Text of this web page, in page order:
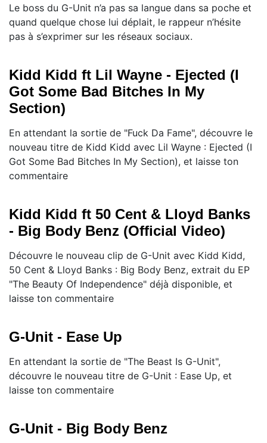
Le boss du G-Unit n’a pas sa langue dans sa poche et
quand quelque chose lui déplait, le rappeur n’hésite
pas à s’exprimer sur les réseaux sociaux.
Kidd Kidd ft Lil Wayne - Ejected (I
Got Some Bad Bitches In My
Section)
En attendant la sortie de "Fuck Da Fame", découvre le
nouveau titre de Kidd Kidd avec Lil Wayne : Ejected (I
Got Some Bad Bitches In My Section), et laisse ton
commentaire
Kidd Kidd ft 50 Cent & Lloyd Banks
- Big Body Benz (Official Video)
Découvre le nouveau clip de G-Unit avec Kidd Kidd,
50 Cent & Lloyd Banks : Big Body Benz, extrait du EP
"The Beauty Of Independence" déjà disponible, et
laisse ton commentaire
G-Unit - Ease Up
En attendant la sortie de "The Beast Is G-Unit",
découvre le nouveau titre de G-Unit : Ease Up, et
laisse ton commentaire
G-Unit - Big Body Benz